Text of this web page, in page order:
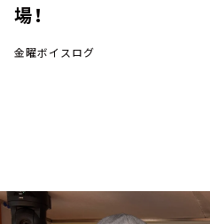
今日の番組表
YouTube
会社情報
場！
金曜ボイスログ